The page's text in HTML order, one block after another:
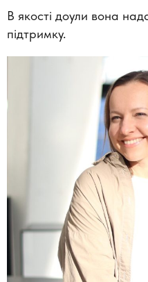
В якості доули вона
підтримку.